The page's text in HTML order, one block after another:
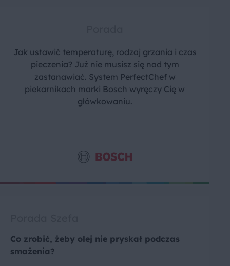
Jak ustawić temperaturę, rodzaj grzania i czas
pieczenia? Już nie musisz się nad tym
zastanawiać. System PerfectChef w
piekarnikach marki Bosch wyręczy Cię w
główkowaniu.
Co zrobić, żeby olej nie pryskał podczas
smażenia?